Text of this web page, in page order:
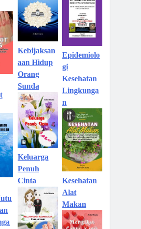
Kebijaksan
aan Hidup
Orang
Sunda
Keluarga
Penuh
Cinta
Epidemiolo
gi
Kesehatan
Lingkunga
n
Kesehatan
Alat
Makan